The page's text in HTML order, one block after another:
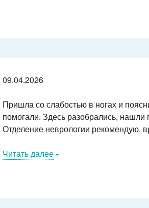
09.04.2026
Пришла со слабостью в ногах и
помогали. Здесь разобрались, нашли
Отделение неврологии рекомендую,
Читать далее